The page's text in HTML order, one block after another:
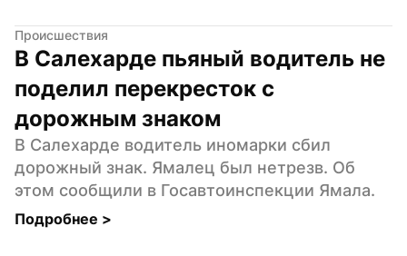
Происшествия
В Салехарде пьяный водитель не
поделил перекресток с
дорожным знаком
В Салехарде водитель иномарки сбил
дорожный знак. Ямалец был нетрезв. Об
этом сообщили в Госавтоинспекции Ямала.
Подробнее >